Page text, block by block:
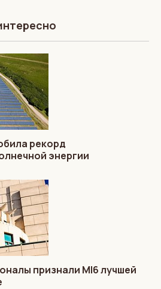
рекорд
энергии
признали MI6 лучшей